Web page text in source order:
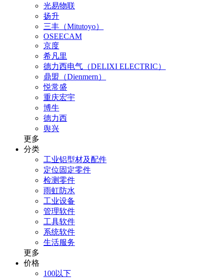
光易物联
扬升
三丰（Mitutoyo）
OSEECAM
京度
希凡里
德力西电气（DELIXI ELECTRIC）
鼎盟（Dienmern）
悦常盛
重庆宏宇
博牛
德力西
舆兴
更多
分类
工业铝型材及配件
定位固定零件
检测零件
雨虹防水
工业设备
管理软件
工具软件
系统软件
生活服务
更多
价格
100以下